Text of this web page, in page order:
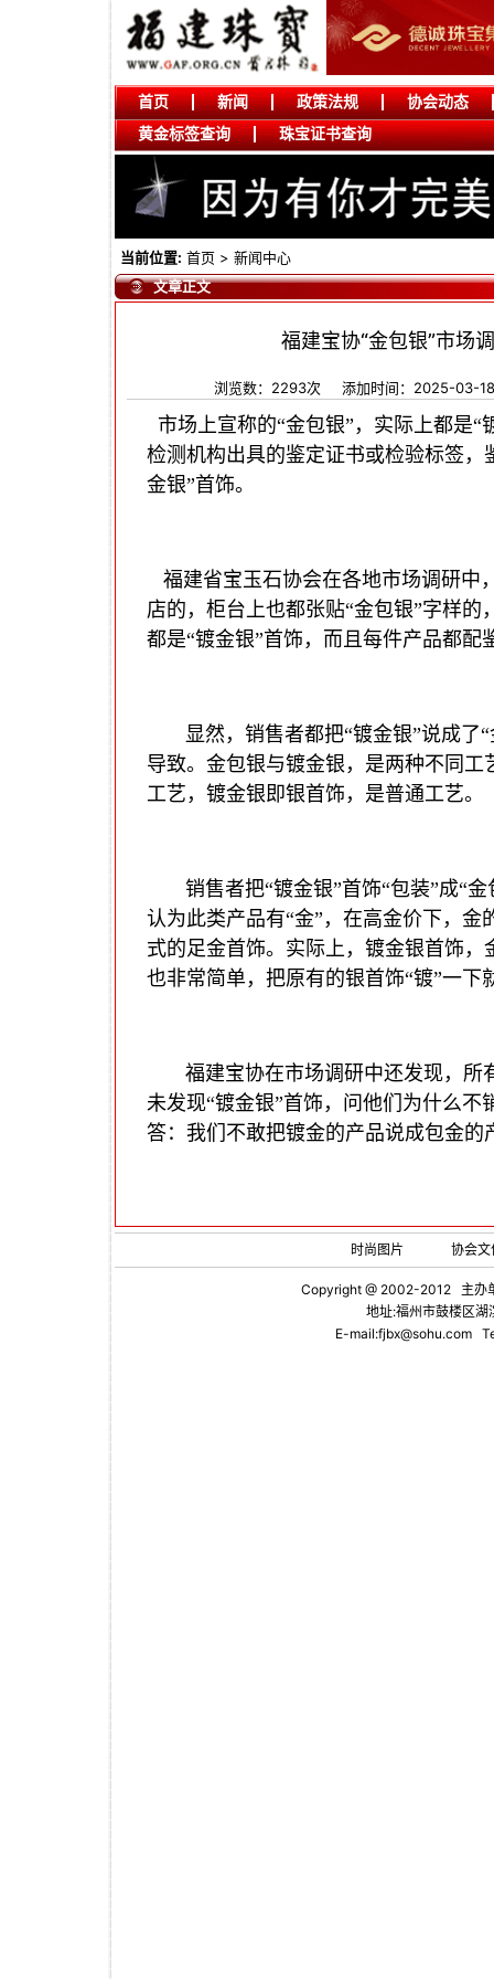
首页 新闻 政策法规
协会动态
黄金标签查询
珠宝证书查询
当前位置: 首页 > 新闻中心
文章正文
福建宝协“金包银”市场
浏览数：2293次 添加时间：2025-03-18
市场上宣称的“金包银” ，实际上都是“
检测机构出具的鉴定证书或检验标签，
金银”首饰。
福建省宝玉石协会在各地市场调研中
店的，柜台上也都张贴“金包银”字样的
都是“镀金银”首饰，而且每件产品都配
显然，销售者都把“镀金银”说成了“
导致。金包银与镀金银，是两种不同工
工艺，镀金银即银首饰，是普通工艺。
销售者把“镀金银”首饰“包装”成“金
认为此类产品有“金” ，在高金价下，金
式的足金首饰。实际上，镀金银首饰，
也非常简单，把原有的银首饰“镀”一下
福建宝协在市场调研中还发现，所
未发现“镀金银”首饰，问他们为什么不
答：我们不敢把镀金的产品说成包金的
时尚图片 协会文
Copyright @ 2002-2012 主办
地址:福州市鼓楼区
E-mail:fjbx@sohu.com